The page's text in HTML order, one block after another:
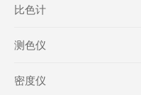
比色计
测色仪
密度仪